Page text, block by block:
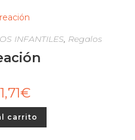
INFANTILES, Regalos
1,71€
carrito